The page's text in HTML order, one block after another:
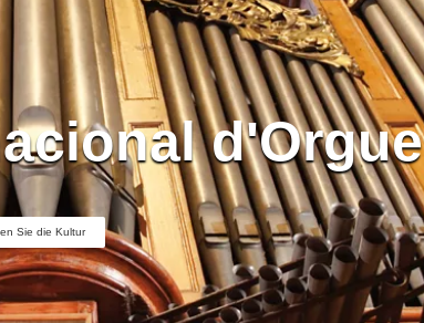
d'Orgue
Sie die Kultur